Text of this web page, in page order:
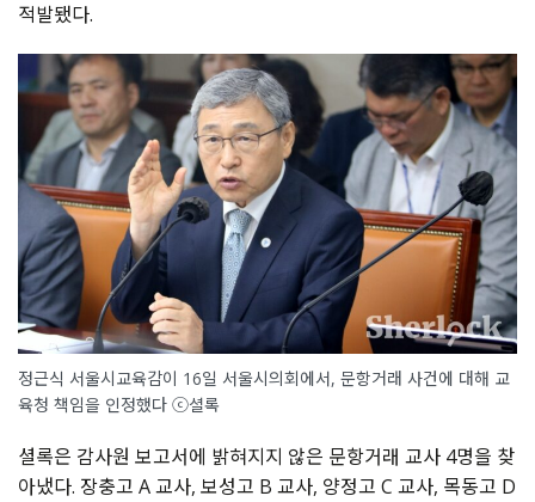
적발됐다.
정근식 서울시교육감이 16일 서울시의회에서, 문항거래 사건에 대해 교
육청 책임을 인정했다 ⓒ셜록
셜록은 감사원 보고서에 밝혀지지 않은 문항거래 교사 4명을 찾
아냈다. 장충고 A 교사, 보성고 B 교사, 양정고 C 교사, 목동고 D